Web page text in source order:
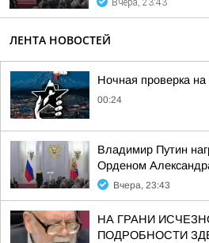
Вчера, 23:43
ЛЕНТА НОВОСТЕЙ
Ночная проверка на
00:24
Владимир Путин
Орденом
Вчера, 23:43
НА ГРАНИ
ПОДРОБНОСТИ